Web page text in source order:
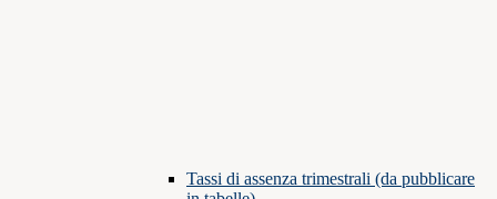
Tassi di assenza trimestrali (da pubblicare